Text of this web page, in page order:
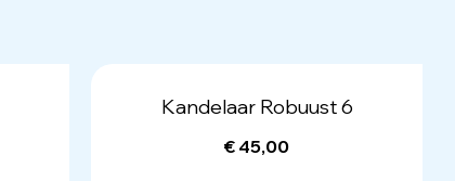
Kandelaar Robuust 6
€ 45,00